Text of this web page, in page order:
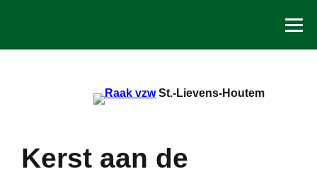
St.-Lievens-Houtem
Kerst aan de